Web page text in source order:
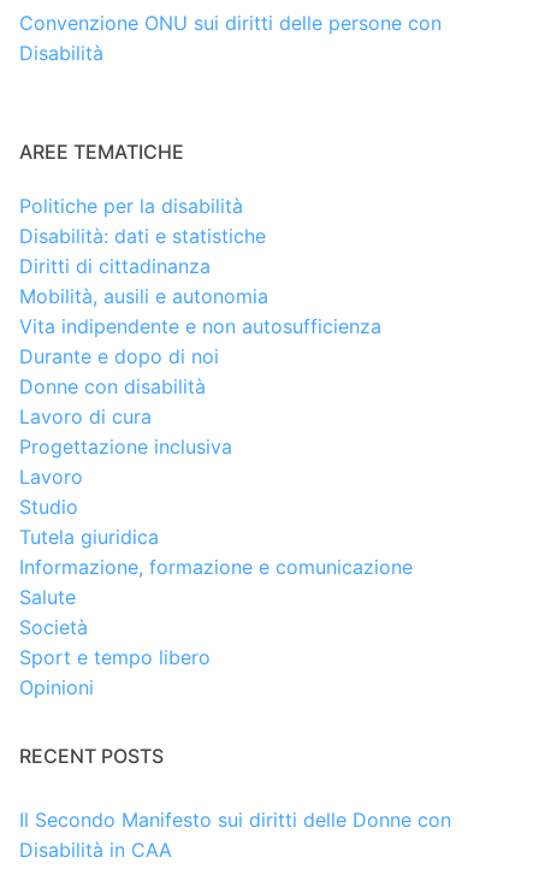
Convenzione ONU sui diritti delle persone con
Disabilità
AREE TEMATICHE
Politiche per la disabilità
Disabilità: dati e statistiche
Diritti di cittadinanza
Mobilità, ausili e autonomia
Vita indipendente e non autosufficienza
Durante e dopo di noi
Donne con disabilità
Lavoro di cura
Progettazione inclusiva
Lavoro
Studio
Tutela giuridica
Informazione, formazione e comunicazione
Salute
Società
Sport e tempo libero
Opinioni
RECENT POSTS
Il Secondo Manifesto sui diritti delle Donne con
Disabilità in CAA